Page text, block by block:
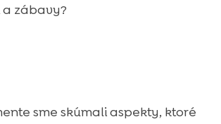
zábavy?
sme skúmali aspekty, ktoré